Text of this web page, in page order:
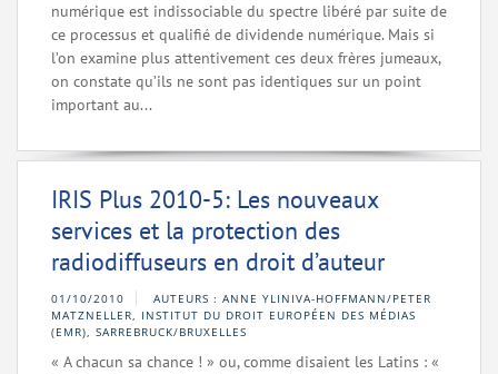
numérique est indissociable du spectre libéré par suite de
ce processus et qualifié de dividende numérique. Mais si
l’on examine plus attentivement ces deux frères jumeaux,
on constate qu’ils ne sont pas identiques sur un point
important au...
IRIS Plus 2010-5: Les nouveaux
services et la protection des
radiodiffuseurs en droit d’auteur
01/10/2010
AUTEURS : ANNE YLINIVA-HOFFMANN/PETER
MATZNELLER, INSTITUT DU DROIT EUROPÉEN DES MÉDIAS
(EMR), SARREBRUCK/BRUXELLES
« A chacun sa chance ! » ou, comme disaient les Latins : «